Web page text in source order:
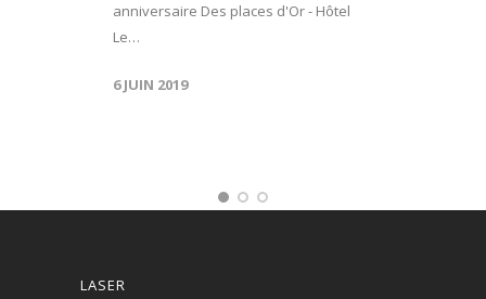
anniversaire Des places d'Or - Hôtel
Le…
6 JUIN 2019
LASER